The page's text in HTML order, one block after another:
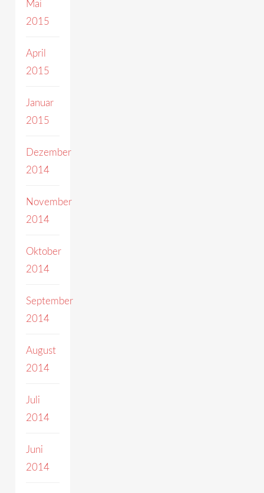
Mai
2015
April
2015
Januar
2015
Dezember
2014
November
2014
Oktober
2014
September
2014
August
2014
Juli
2014
Juni
2014